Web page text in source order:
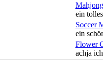
ein
Soccer
ein
Flower
achja